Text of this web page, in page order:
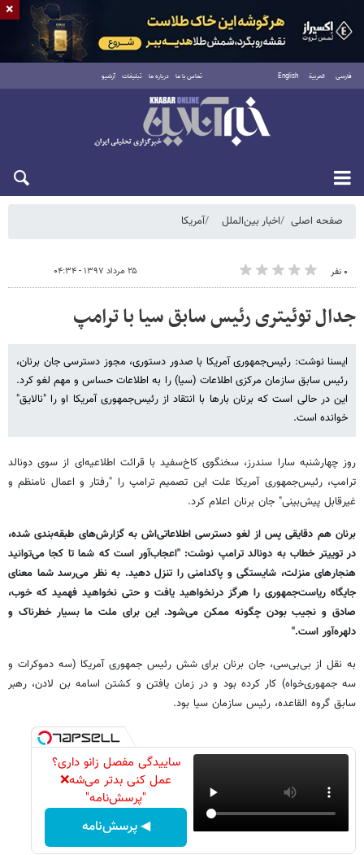
فارسی العربية English تماس با ما درباره ما تبلیغات آرشیو
شنبه ۱۷ مرداد ۱۴۰۵
صفحه اصلی اخبار بین‌الملل آمریکا
۰ نفر ۲۵ مرداد ۱۳۹۷ - ۰۴:۳۴
جدال توئیتری رئیس سابق سیا با ترامپ
ایسنا نوشت: رئیس‌جمهوری آمریکا با صدور دستوری، مجوز دسترسی جان برنان،
رئیس سابق سازمان مرکزی اطلاعات (سیا) را به اطلاعات حساس و مهم لغو کرد.
این در حالی است که برنان بارها با انتقاد از رئیس‌جمهوری آمریکا او را "نالایق"
خوانده است.
روز چهارشنبه سارا سندرز، سخنگوی کاخ‌سفید با قرائت اطلاعیه‌ای از سوی دونالد
ترامپ، رئیس‌جمهوری آمریکا علت این تصمیم ترامپ را "رفتار و اعمال نامنظم و
غیرقابل پیش‌بینی" جان برنان اعلام کرد.
برنان هم دقایقی پس از لغو دسترسی اطلاعاتی‌اش به گزارش‌های طبقه‌بندی شده،
در توییتر خطاب به دونالد ترامپ نوشت: "اعجاب‌آور است که شما تا کجا می‌توانید
هنجارهای منزلت، شایستگی و پاکدامنی را تنزل دهید. به نظر می‌رسد شما معنای
جایگاه ریاست‌جمهوری را هرگز درنخواهید یافت و حتی نخواهید فهمید که خوب،
صادق و نجیب بودن چگونه ممکن می‌شود. این برای ملت ما بسیار خطرناک و
دلهره‌آور است."
به نقل از بی‌بی‌سی، جان برنان برای شش رئیس جمهوری آمریکا (سه دموکرات و
سه جمهوری‌خواه) کار کرده بود و در زمان یافتن و کشتن اسامه بن لادن، رهبر
سابق گروه القاعده، رئیس سازمان سیا بود.
ساییدگی مفصل زانو داری؟
عمل کنی بدتر می‌شه❌
"پرسش‌نامه"
◀ پرسش‌نامه
×